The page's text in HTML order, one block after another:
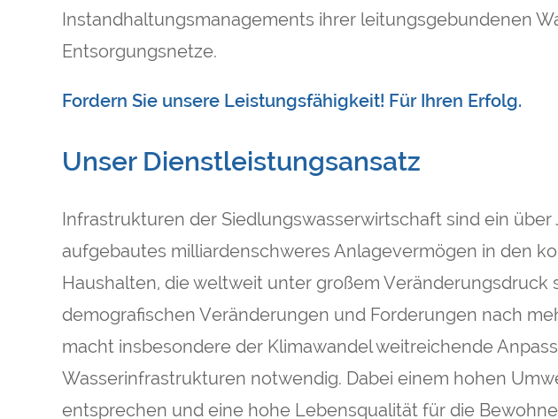
Instandhaltungsmanagements ihrer leitungsgebundenen
Entsorgungsnetze.
Fordern Sie unsere Leistungsfähigkeit! Für Ihren Erfolg.
Unser Dienstleistungsansatz
Infrastrukturen der Siedlungswasserwirtschaft sind ein über
aufgebautes milliardenschweres Anlagevermögen in den
Haushalten, die weltweit unter großem Veränderungsdruck
demografischen Veränderungen und Forderungen nach
macht insbesondere der Klimawandel weitreichende
Wasserinfrastrukturen notwendig. Dabei einem hohen
entsprechen und eine hohe Lebensqualität für die